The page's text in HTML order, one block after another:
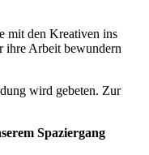
mit den Kreativen ins
ihre Arbeit bewundern
wird gebeten. Zur
Spaziergang